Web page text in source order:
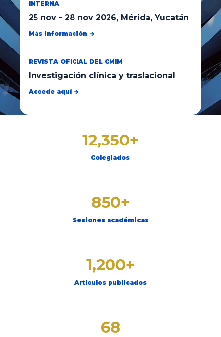
INTERNA
25 nov - 28 nov 2026, Mérida, Yucatán
Más información →
REVISTA OFICIAL DEL CMIM
Investigación clínica y traslacional
Accede aquí →
12,350+
Colegiados
850+
Sesiones académicas
1,200+
Artículos publicados
68